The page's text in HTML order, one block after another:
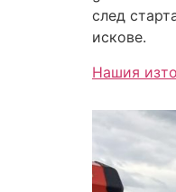
след
искове.
Нашия